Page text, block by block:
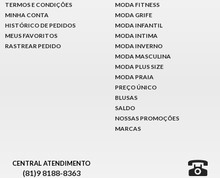
TERMOS E CONDIÇÕES
MINHA CONTA
HISTÓRICO DE PEDIDOS
MEUS FAVORITOS
RASTREAR PEDIDO
MODA FITNESS
MODA GRIFE
MODA INFANTIL
MODA INTIMA
MODA INVERNO
MODA MASCULINA
MODA PLUS SIZE
MODA PRAIA
PREÇO ÚNICO
BLUSAS
SALDO
NOSSAS PROMOÇÕES
MARCAS
CENTRAL ATENDIMENTO
(81)9 8188-8363